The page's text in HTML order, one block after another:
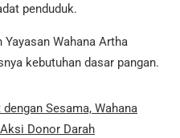
penduduk.
Wahana Artha
kebutuhan dasar pangan.
Sesama, Wahana
Donor Darah